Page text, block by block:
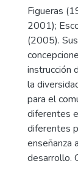
Figueras
2001);
(2005).
instrucción
la
para el
diferentes
diferentes
enseñanza
desarrollo.